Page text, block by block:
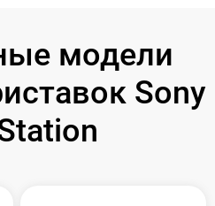
модели
Sony